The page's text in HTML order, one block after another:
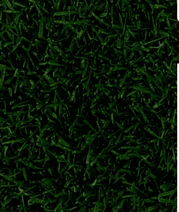
个球队冠军最多 鹿岛鹿角 横滨水手
跨年赛季争夺亚冠参赛席位。
手 日职联 j1联赛 日职联季前热身
返广岛三箭，旅欧球员回归J联
广岛三箭 日职联转会 萨尔茨堡红牛